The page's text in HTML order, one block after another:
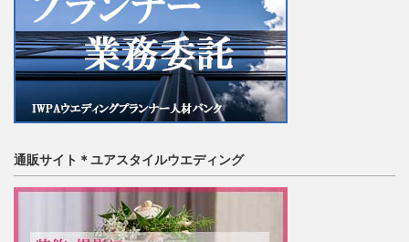
通販サイト＊ユアスタイルウエディング